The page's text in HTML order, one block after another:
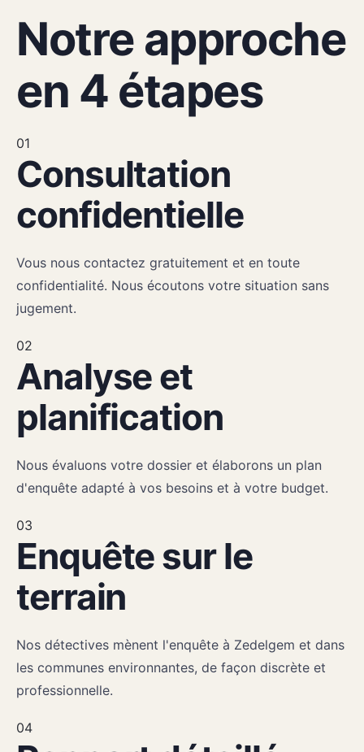
Notre approche
en 4 étapes
01
Consultation
confidentielle
Vous nous contactez gratuitement et en toute
confidentialité. Nous écoutons votre situation sans
jugement.
02
Analyse et
planification
Nous évaluons votre dossier et élaborons un plan
d'enquête adapté à vos besoins et à votre budget.
03
Enquête sur le
terrain
Nos détectives mènent l'enquête à Zedelgem et dans
les communes environnantes, de façon discrète et
professionnelle.
04